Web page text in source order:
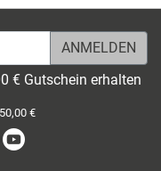
€ Gutschein erhalten
€
Pinterest